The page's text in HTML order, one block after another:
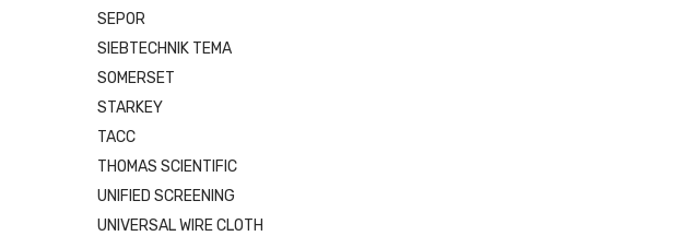
SEPOR
SIEBTECHNIK TEMA
SOMERSET
STARKEY
TACC
THOMAS SCIENTIFIC
UNIFIED SCREENING
UNIVERSAL WIRE CLOTH